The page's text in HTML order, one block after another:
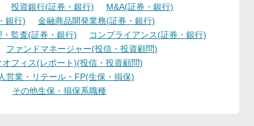
投資銀行(証券・銀行)
M&A(証券・銀行)
銀行)
金融商品開発業務(証券・銀行)
監査(証券・銀行)
コンプライアンス(証券・銀行)
ファンドマネージャー(投信・投資顧問)
フィス(レポート)(投信・投資顧問)
営業・リテール・FP(生保・損保)
その他生保・損保系職種